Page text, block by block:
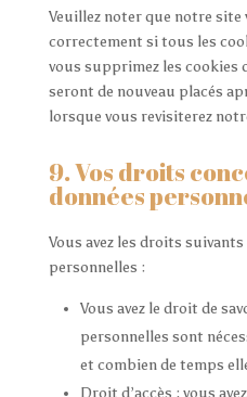
Veuillez noter que notre
correctement si tous les
vous supprimez les cookies
seront de nouveau placés
lorsque vous revisiterez
9. Vos droits
données
Vous avez les droits
personnelles :
Vous avez le droit de
personnelles sont
et combien de temps
Droit d’accès : vous